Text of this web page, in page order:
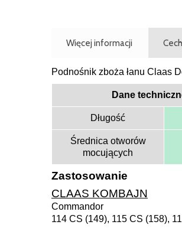
Więcej informacji
Podnośnik zboża łanu Claas
Dane
Długość
Średnica otworów
mocujących
Zastosowanie
CLAAS KOMBAJN
Commandor
114 CS (149), 115 CS (158),